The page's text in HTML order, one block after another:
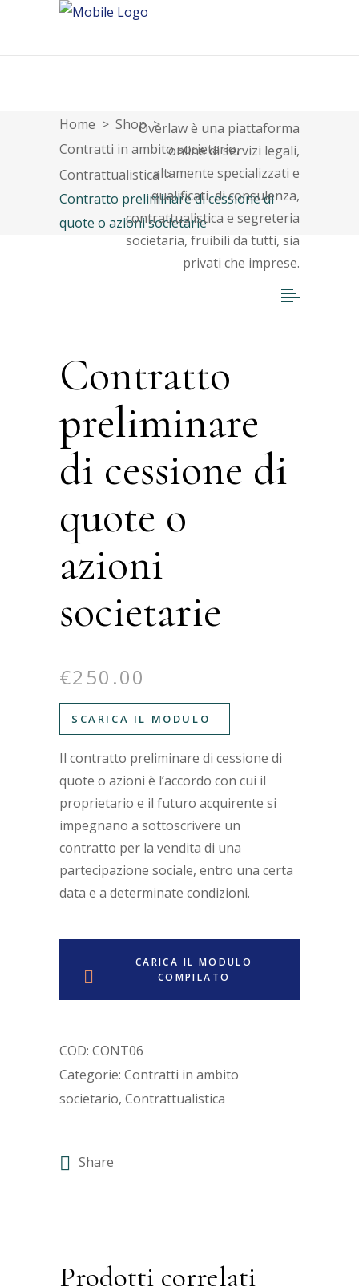
Overlaw è una piattaforma
online di servizi legali,
altamente specializzati e
qualificati, di consulenza,
contrattualistica e segreteria
societaria, fruibili da tutti, sia
privati che imprese.
Home > Shop>
Contratti in ambito societario,
Contrattualistica>
Contratto preliminare di cessione di
quote o azioni societarie
Contratto
preliminare
di cessione di
quote o
azioni
societarie
€250.00
SCARICA IL MODULO
Il contratto preliminare di cessione di
quote o azioni è l’accordo con cui il
proprietario e il futuro acquirente si
impegnano a sottoscrivere un
contratto per la vendita di una
partecipazione sociale, entro una certa
data e a determinate condizioni.
CARICA IL MODULO
COMPILATO
COD: CONT06
Categorie: Contratti in ambito
societario, Contrattualistica
Share
Prodotti correlati